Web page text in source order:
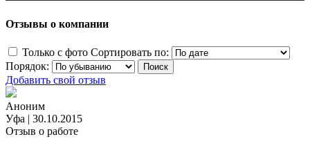
Отзывы о компании
Только с фото Сортировать по:
Порядок:
Добавить свой отзыв
Аноним
Уфа | 30.10.2015
Отзыв о работе